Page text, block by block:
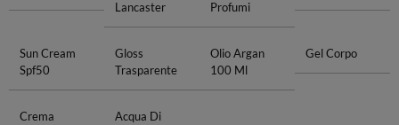
Lancaster
Profumi
Sun Cream
Spf50
Gloss
Trasparente
Olio Argan
100 Ml
Gel Corpo
Crema
Acqua Di